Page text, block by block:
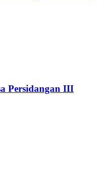
Persidangan III